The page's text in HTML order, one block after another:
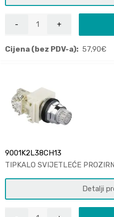
Cijena (bez PDV-a): 57,90€
9001K2L38CH13
TIPKALO SVIJETLEĆE
Detalji